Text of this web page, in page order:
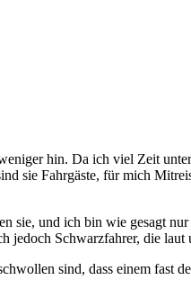
hin. Da ich viel Zeit
sie Fahrgäste, für mich
sie, und ich bin wie gesagt
Schwarzfahrer, die
sind, dass einem fast